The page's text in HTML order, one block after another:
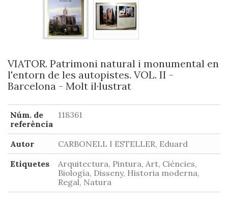
VIATOR. Patrimoni natural i monumental en
l'entorn de les autopistes. VOL. II -
Barcelona - Molt il·lustrat
Núm. de
referència
118361
Autor
CARBONELL I ESTELLER, Eduard
Etiquetes
Arquitectura, Pintura, Art, Ciències,
Biología, Disseny, Historia moderna,
Regal, Natura